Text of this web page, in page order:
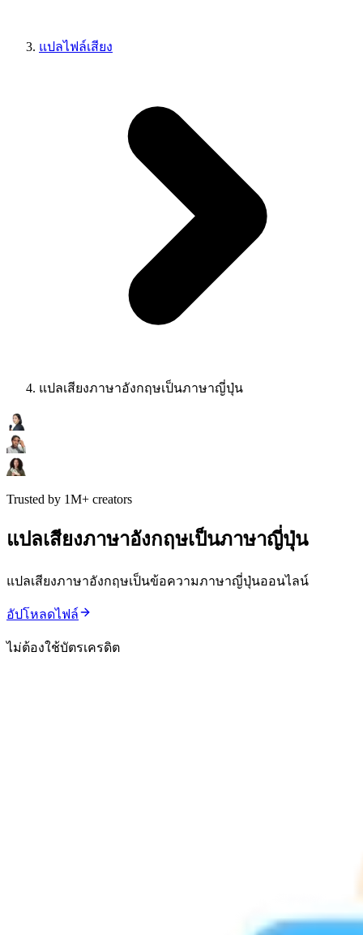
แปลไฟล์เสียง
แปลเสียงภาษาอังกฤษเป็นภาษาญี่ปุ่น
Trusted by 1M+ creators
แปลเสียงภาษาอังกฤษเป็นภาษาญี่ปุ่น
แปลเสียงภาษาอังกฤษเป็นข้อความภาษาญี่ปุ่นออนไลน์
อัปโหลดไฟล์
ไม่ต้องใช้บัตรเครดิต